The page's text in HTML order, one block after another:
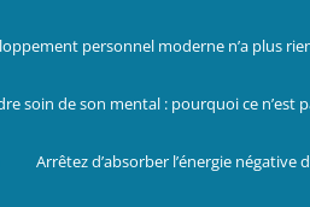
personnel moderne n’a plus
soin de son mental : pourquoi ce n’est
Arrêtez d’absorber l’énergie négative